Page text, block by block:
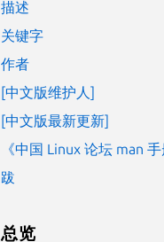
描述
关键字
作者
[中文版维护人]
[中文版最新更新]
《中国 Linux 论坛 man
跋
总览